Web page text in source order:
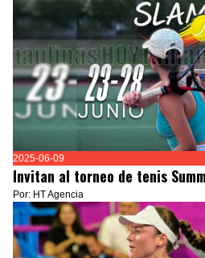
2025-06-09
Invitan al torneo de tenis
Por: HT Agencia